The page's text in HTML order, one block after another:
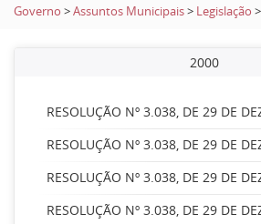
Governo >Assuntos Municipais> Legislação >
2000
RESOLUÇÃO Nº 3.038, DE 29 DE
RESOLUÇÃO Nº 3.038, DE 29 DE
RESOLUÇÃO Nº 3.038, DE 29 DE
RESOLUÇÃO Nº 3.038, DE 29 DE